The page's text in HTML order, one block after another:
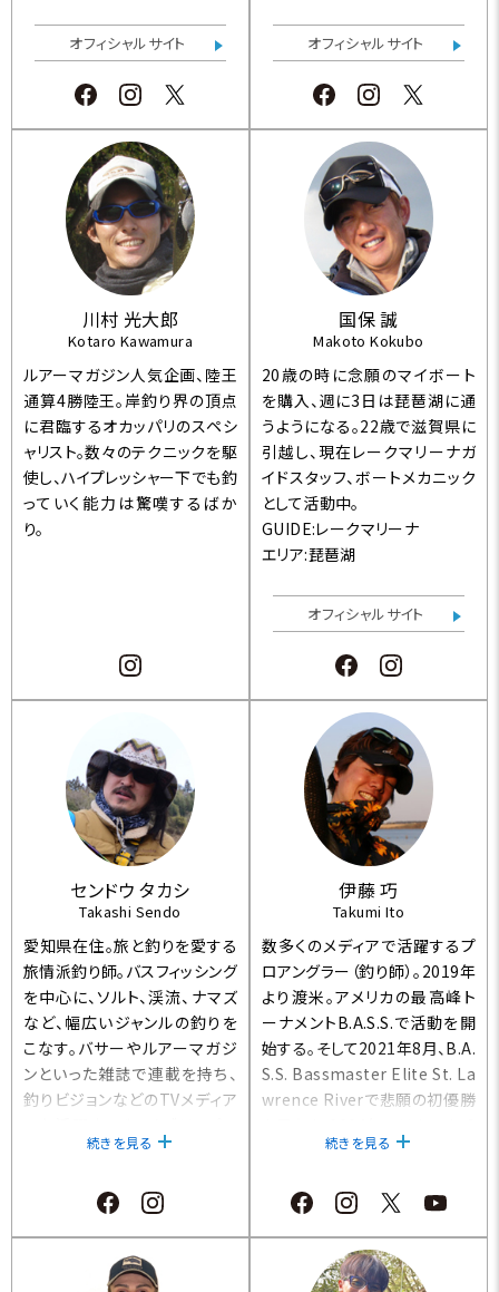
オフィシャルサイト オフィシャルサイト
川村 光大郎
Kotaro Kawamura
ルアーマガジン人気企画、陸王
通算4勝陸王。岸釣り界の頂点
に君臨するオカッパリのスペシ
ャリスト。数々のテクニックを駆
使し、ハイプレッシャー下でも釣
っていく能力は驚嘆するばか
り。
国保 誠
Makoto Kokubo
20歳の時に念願のマイボート
を購入、週に3日は琵琶湖に通
うようになる。22歳で滋賀県に
引越し、現在レークマリーナガ
イドスタッフ、ボートメカニック
として活動中。
GUIDE:レークマリーナ
エリア:琵琶湖
オフィシャルサイト
センドウ タカシ
Takashi Sendo
愛知県在住。旅と釣りを愛する
旅情派釣り師。バスフィッシング
を中心に、ソルト、渓流、ナマズ
など、幅広いジャンルの釣りを
こなす。バサーやルアーマガジ
ンといった雑誌で連載を持ち、
釣りビジョンなどのTVメディア
とJBのトーナメントに出場する
続きを見る
伊藤 巧
Takumi Ito
数多くのメディアで活躍するプ
ロアングラー（釣り師）。2019年
より渡米。アメリカの最高峰ト
ーナメントB.A.S.S.で活動を開
始する。そして2021年8月、B.A.
S.S. Bassmaster Elite St. La
wrence Riverで悲願の初優勝
mith Lakeにて2度目のエリー
tar Classic 2023優勝。
続きを見る